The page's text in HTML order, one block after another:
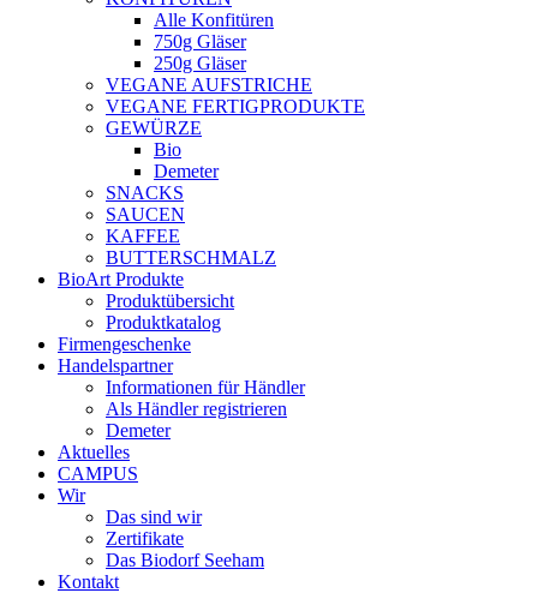
Alle Konfitüren
750g Gläser
250g Gläser
VEGANE AUFSTRICHE
VEGANE FERTIGPRODUKTE
GEWÜRZE
Bio
Demeter
SNACKS
SAUCEN
KAFFEE
BUTTERSCHMALZ
BioArt Produkte
Produktübersicht
Produktkatalog
Firmengeschenke
Handelspartner
Informationen für Händler
Als Händler registrieren
Demeter
Aktuelles
CAMPUS
Wir
Das sind wir
Zertifikate
Das Biodorf Seeham
Kontakt